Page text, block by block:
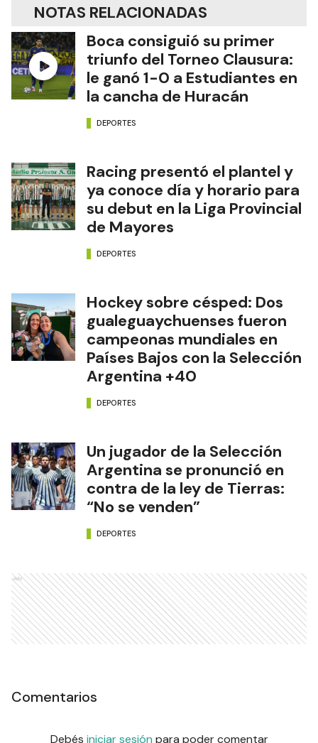
NOTAS RELACIONADAS
Boca consiguió su primer
triunfo del Torneo Clausura:
le ganó 1-0 a Estudiantes en
la cancha de Huracán
DEPORTES
Racing presentó el plantel y
ya conoce día y horario para
su debut en la Liga Provincial
de Mayores
DEPORTES
Hockey sobre césped: Dos
gualeguaychuenses fueron
campeonas mundiales en
Países Bajos con la Selección
Argentina +40
DEPORTES
Un jugador de la Selección
Argentina se pronunció en
contra de la ley de Tierras:
“No se venden”
DEPORTES
Ads
Comentarios
Debés iniciar sesión para poder comentar